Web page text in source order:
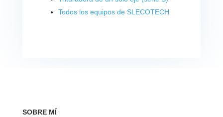
Todos los equipos de SLECOTECH
SOBRE MÍ